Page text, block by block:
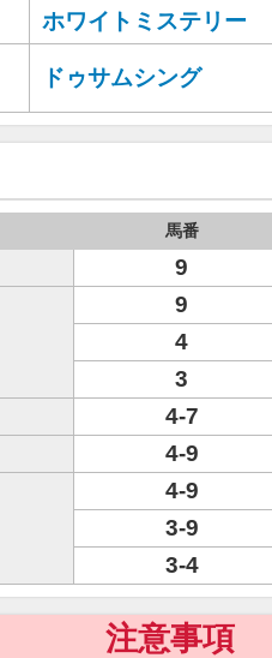
ホワイトミステリー
ドゥサムシング
馬番
9
9
4
3
4-7
4-9
4-9
3-9
3-4
注意事項